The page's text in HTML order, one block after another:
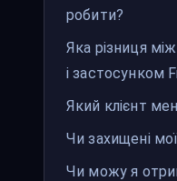
робити?
Яка різниця
і застосунком
Який клієнт
Чи захищені
Чи можу я